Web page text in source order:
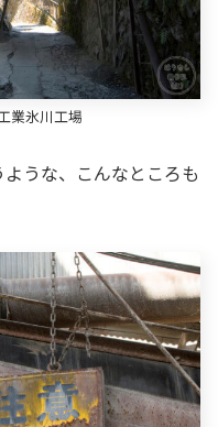
業氷川工場
ような、こんなところも